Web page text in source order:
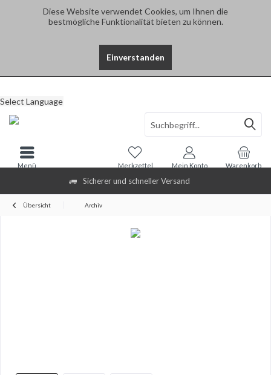
Diese Website verwendet Cookies, um Ihnen die
bestmögliche Funktionalität bieten zu können.
Einverstanden
Sicherer und schneller Versand
Select Language
Warenkorb
Merkzettel Mein Konto
Menü
Übersicht Archiv